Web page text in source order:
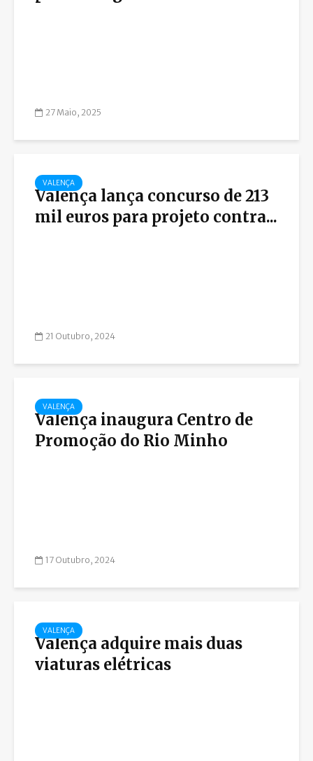
27 Maio, 2025
VALENÇA
Valença lança concurso de 213
mil euros para projeto contra...
21 Outubro, 2024
VALENÇA
Valença inaugura Centro de
Promoção do Rio Minho
17 Outubro, 2024
VALENÇA
Valença adquire mais duas
viaturas elétricas